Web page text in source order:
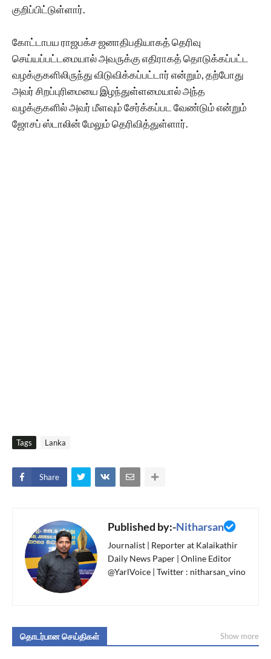
குறிப்பிட்டுள்ளார்.
கோட்டாபய ராஜபக்ச ஜனாதிபதியாகத் தெரிவு
செய்யப்பட்டமையால் அவருக்கு எதிராகத் தொடுக்கப்பட்ட
வழக்குகளிலிருந்து விடுவிக்கப்பட்டார் என்றும், தற்போது
அவர் சிறப்புரிமையை இழந்துள்ளமையால் அந்த
வழக்குகளில் அவர் மீளவும் சேர்க்கப்பட வேண்டும் என்றும்
ஜோசப் ஸ்டாலின் மேலும் தெரிவித்துள்ளார்.
Tags Lanka
Share
Published by:-Nitharsan
Journalist | Reporter at Kalaikathir
Daily News Paper | Online Editor
@YarlVoice | Twitter : nitharsan_vino
தொடர்பான செய்திகள் Show more